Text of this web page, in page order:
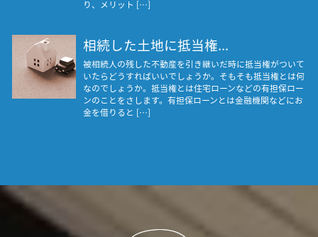
り、メリット […]
相続した土地に抵当権...
被相続人の残した不動産を引き継いだ時に抵当権がついて
いたらどうすればいいでしょうか。そもそも抵当権とは何
なのでしょうか。抵当権とは住宅ローンなどの有担保ロー
ンのことをさします。有担保ローンとは金融機関などにお
金を借りると […]